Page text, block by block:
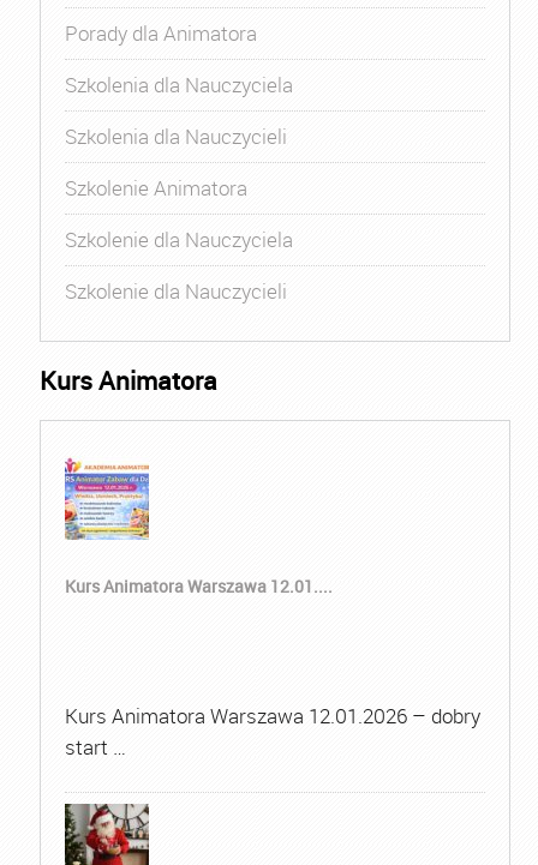
Porady dla Animatora
Szkolenia dla Nauczyciela
Szkolenia dla Nauczycieli
Szkolenie Animatora
Szkolenie dla Nauczyciela
Szkolenie dla Nauczycieli
Kurs Animatora
Kurs Animatora Warszawa 12.01....
Kurs Animatora Warszawa 12.01.2026 – dobry
start …